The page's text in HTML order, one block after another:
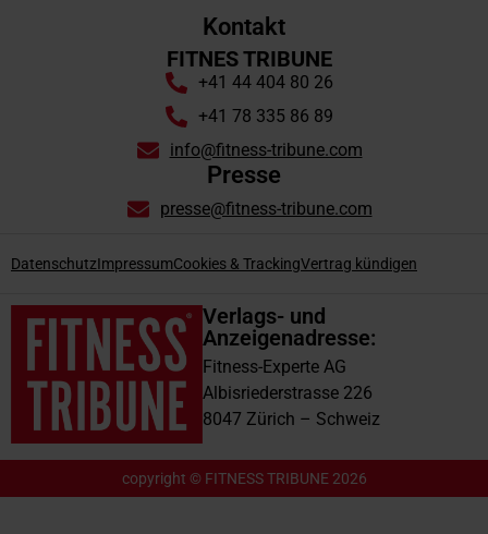
Verlags- und
Anzeigenadresse:
Fitness-Experte AG
Albisriederstrasse 226
8047 Zürich – Schweiz
Kontakt
FITNES TRIBUNE
+41 44 404 80 26
+41 78 335 86 89
info@fitness-tribune.com
Presse
presse@fitness-tribune.com
DatenschutzImpressumCookies & TrackingVertrag kündigen
copyright © FITNESS TRIBUNE 2026